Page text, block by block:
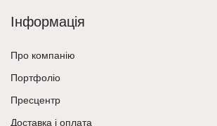
Інформація
Про компанію
Портфоліо
Пресцентр
Доставка і оплата